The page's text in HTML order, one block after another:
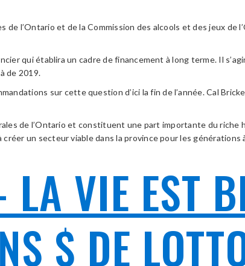
de l’Ontario et de la Commission des alcools et des jeux
qui établira un cadre de financement à long terme. Il
de 2019.
sur cette question d’ici la fin de l’année. Cal
de l’Ontario et constituent une part importante du
un secteur viable dans la province pour les générations
VIE EST
$ DE